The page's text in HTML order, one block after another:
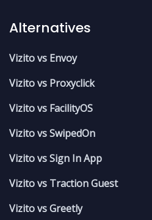
Alternatives
Vizito vs Envoy
Vizito vs Proxyclick
Vizito vs FacilityOS
Vizito vs SwipedOn
Vizito vs Sign In App
Vizito vs Traction Guest
Vizito vs Greetly